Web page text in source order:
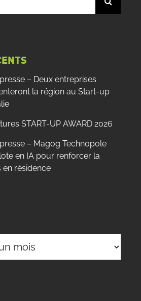
– Deux entreprises
la région au Start-up
START-UP AWARD 2026
– Magog Technopole
en IA pour renforcer la
en résidence